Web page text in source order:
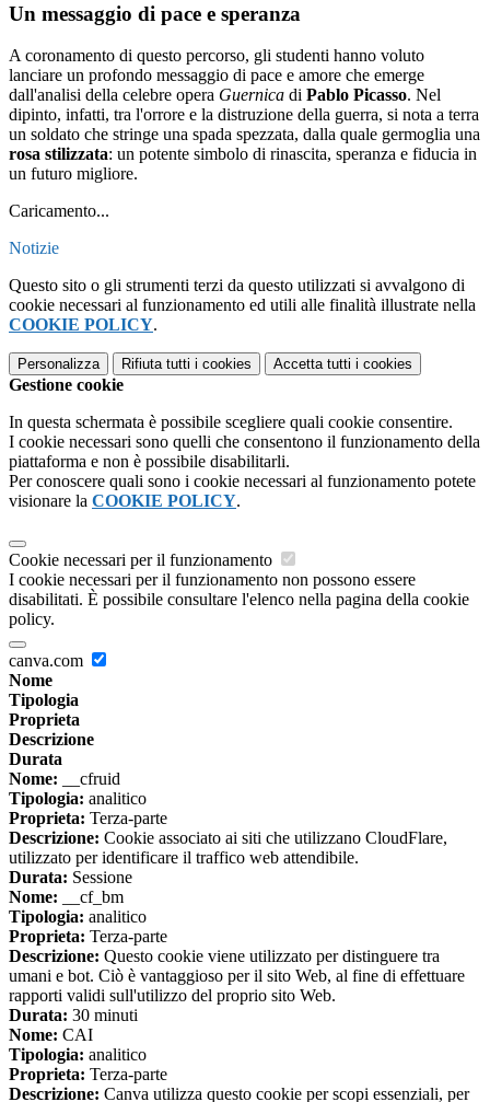
Un messaggio di pace e speranza
A coronamento di questo percorso, gli studenti hanno voluto
lanciare un profondo messaggio di pace e amore che emerge
dall'analisi della celebre opera Guernica di Pablo Picasso. Nel
dipinto, infatti, tra l'orrore e la distruzione della guerra, si nota a terra
un soldato che stringe una spada spezzata, dalla quale germoglia una
rosa stilizzata: un potente simbolo di rinascita, speranza e fiducia in
un futuro migliore.
Caricamento...
Notizie
Questo sito o gli strumenti terzi da questo utilizzati si avvalgono di
cookie necessari al funzionamento ed utili alle finalità illustrate nella
COOKIE POLICY.
Personalizza Rifiuta tutti i cookies Accetta tutti i cookies
Gestione cookie
In questa schermata è possibile scegliere quali cookie consentire.
I cookie necessari sono quelli che consentono il funzionamento della
piattaforma e non è possibile disabilitarli.
Per conoscere quali sono i cookie necessari al funzionamento potete
visionare la COOKIE POLICY.
Cookie necessari per il funzionamento
I cookie necessari per il funzionamento non possono essere
disabilitati. È possibile consultare l'elenco nella pagina della cookie
policy.
canva.com
Nome
Tipologia
Proprieta
Descrizione
Durata
Nome: __cfruid
Tipologia: analitico
Proprieta: Terza-parte
Descrizione: Cookie associato ai siti che utilizzano CloudFlare,
utilizzato per identificare il traffico web attendibile.
Durata: Sessione
Nome: __cf_bm
Tipologia: analitico
Proprieta: Terza-parte
Descrizione: Questo cookie viene utilizzato per distinguere tra
umani e bot. Ciò è vantaggioso per il sito Web, al fine di effettuare
rapporti validi sull'utilizzo del proprio sito Web.
Durata: 30 minuti
Nome: CAI
Tipologia: analitico
Proprieta: Terza-parte
Descrizione: Canva utilizza questo cookie per scopi essenziali, per